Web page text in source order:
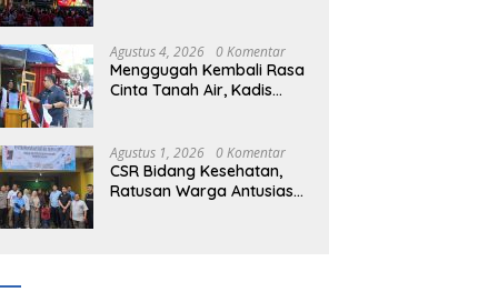
Agustus 4, 2026 0 Komentar
Menggugah Kembali Rasa
Cinta Tanah Air, Kadis
Cigombong Bagi Bagi
Bendera Merah Putih
Kepada Masyarakat Dan
Agustus 1, 2026 0 Komentar
CSR Bidang Kesehatan,
Ratusan Warga Antusias